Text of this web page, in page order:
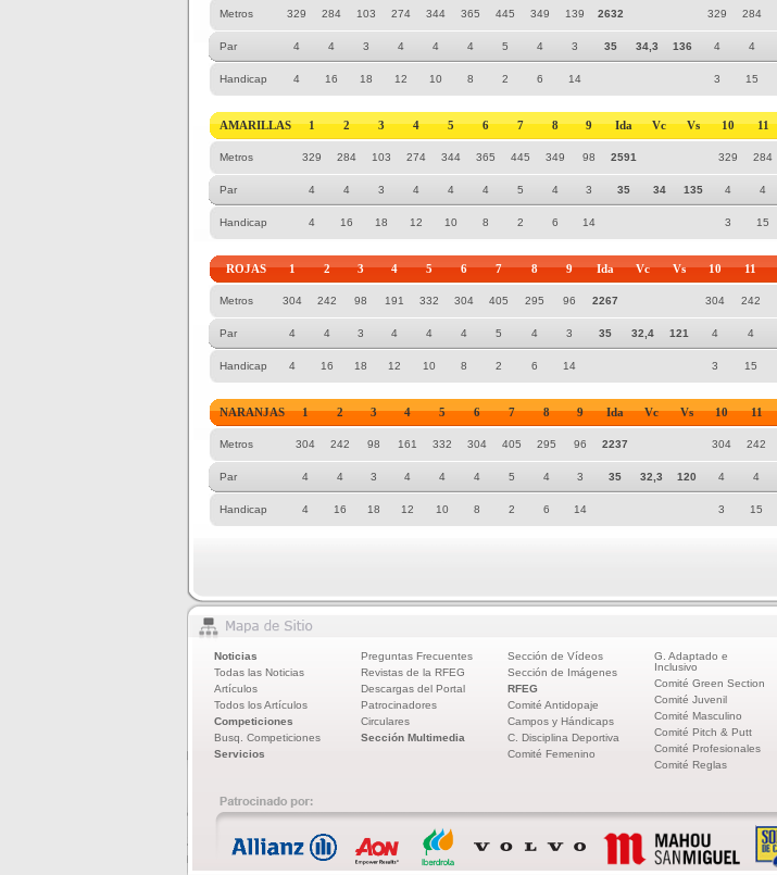
Metros 329 284 103 274 344 365 445 349 139 2632 329 284
Par 4 4 3 4 4 4 5 4 3 35 34,3 136 4 4
Handicap 4 16 18 12 10 8 2 6 14 3 15
AMARILLAS 1 2 3 4 5 6 7 8 9 Ida Vc Vs 10 11
Metros 329 284 103 274 344 365 445 349 98 2591 329 284
Par 4 4 3 4 4 4 5 4 3 35 34 135 4 4
Handicap 4 16 18 12 10 8 2 6 14 3 15
ROJAS 1 2 3 4 5 6 7 8 9 Ida Vc Vs 10 11
Metros 304 242 98 191 332 304 405 295 96 2267 304 242
Par 4 4 3 4 4 4 5 4 3 35 32,4 121 4 4
Handicap 4 16 18 12 10 8 2 6 14 3 15
NARANJAS 1 2 3 4 5 6 7 8 9 Ida Vc Vs 10 11
Metros 304 242 98 161 332 304 405 295 96 2237 304 242
Par 4 4 3 4 4 4 5 4 3 35 32,3 120 4 4
Handicap 4 16 18 12 10 8 2 6 14 3 15
Noticias
Todas las Noticias
Artículos
Todos los Artículos
Competiciones
Busq. Competiciones
Servicios
Preguntas Frecuentes
Revistas de la RFEG
Descargas del Portal
Patrocinadores
Circulares
Sección Multimedia
Sección de Vídeos
Sección de Imágenes
RFEG
Comité Antidopaje
Campos y Hándicaps
C. Disciplina Deportiva
Comité Femenino
G. Adaptado e
Inclusivo
Comité Green Section
Comité Juvenil
Comité Masculino
Comité Pitch & Putt
Comité Profesionales
Comité Reglas